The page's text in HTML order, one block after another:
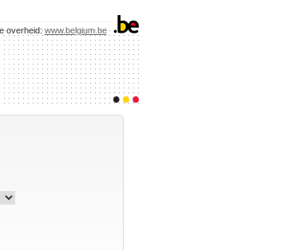
overheid: www.belgium.be